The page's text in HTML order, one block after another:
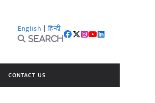
English | हिन्दी
Search
CONTACT US